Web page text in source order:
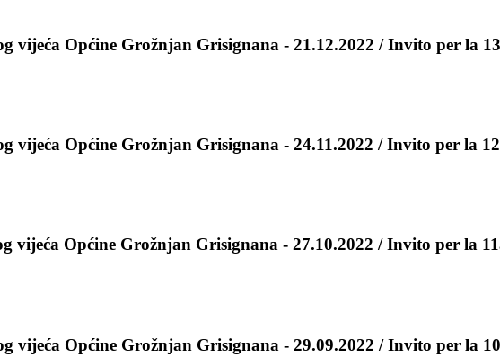
vijeća Općine Grožnjan Grisignana - 21.12.2022 / Invito per la
vijeća Općine Grožnjan Grisignana - 24.11.2022 / Invito per la
vijeća Općine Grožnjan Grisignana - 27.10.2022 / Invito per la
vijeća Općine Grožnjan Grisignana - 29.09.2022 / Invito per la